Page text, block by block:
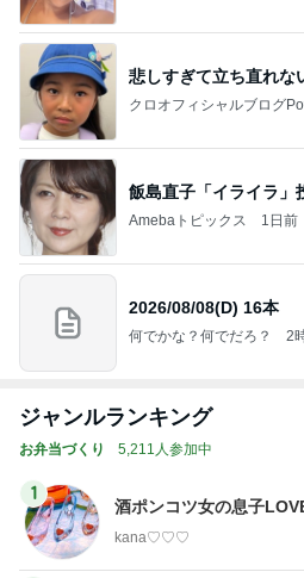
悲しすぎて立ち直れな
クロオフィシャルブログ
飯島直子「イライラ」
Amebaトピックス 1日前
2026/08/08(D) 16本
何でかな？何でだろ？ 2
ジャンルランキング
お弁当づくり 5,211人参加中
1
酒ポンコツ女の息子
kana♡♡♡